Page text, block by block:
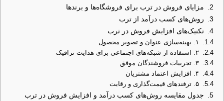
مزایای فروش در ترب برای فروشگاه‌ها و برندها
روش‌های کسب درآمد از ترب
تکنیک‌های افزایش فروش در ترب
۲. استفاده از شبکه‌های اجتماعی برای هدایت ترافیک
۳. تجربیات فروشندگان موفق
۴. افزایش اعتماد مشتریان
۵. ترفندهای قیمت‌گذاری و رقابت
جدول مقایسه روش‌های کسب درآمد و افزایش فروش در ترب